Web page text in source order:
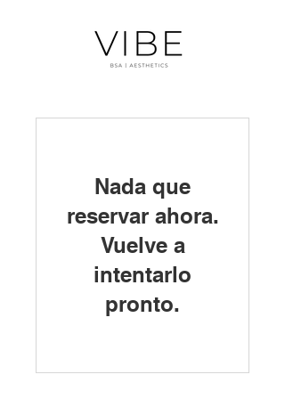
Nada que
reservar ahora.
Vuelve a
intentarlo
pronto.